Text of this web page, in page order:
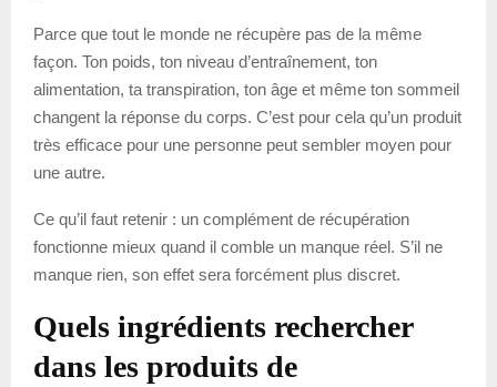
Parce que tout le monde ne récupère pas de la même
façon. Ton poids, ton niveau d’entraînement, ton
alimentation, ta transpiration, ton âge et même ton sommeil
changent la réponse du corps. C’est pour cela qu’un produit
très efficace pour une personne peut sembler moyen pour
une autre.
Ce qu’il faut retenir : un complément de récupération
fonctionne mieux quand il comble un manque réel. S’il ne
manque rien, son effet sera forcément plus discret.
Quels ingrédients rechercher
dans les produits de